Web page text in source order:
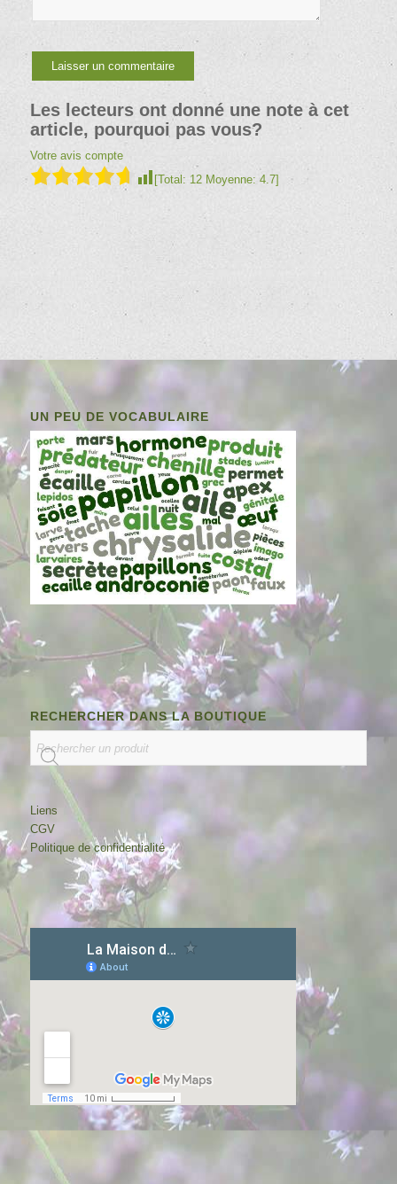
Les lecteurs ont donné une note à cet
article, pourquoi pas vous?
Votre avis compte
[Total: 12Moyenne: 4.7]
UN PEU DE VOCABULAIRE
RECHERCHER DANS LA BOUTIQUE
Liens
CGV
Politique de confidentialité